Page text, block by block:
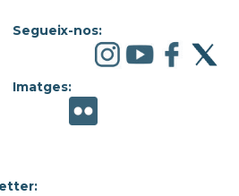
Segueix-nos:
Imatges: